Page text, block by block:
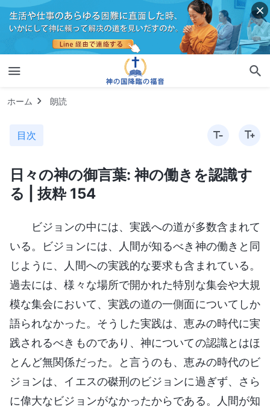
ホーム 朗読
目次
日々の神の御言葉: 神の働きを認識す
る | 抜粋 154
ビジョンの中には、実践への道が多数含まれて
いる。ビジョンには、人間が知るべき神の働きと同
じように、人間への実践的な要求も含まれている。
過去には、様々な場所で開かれた特別な集会や大規
模な集会において、実践の道の一側面についてしか
語られなかった。そうした実践は、恵みの時代に実
践されるべきものであり、神についての認識とはほ
とんど無関係だった。と言うのも、恵みの時代のビ
ジョンは、イエスの磔刑のビジョンに過ぎず、さら
に偉大なビジョンがなかったからである。人間が知